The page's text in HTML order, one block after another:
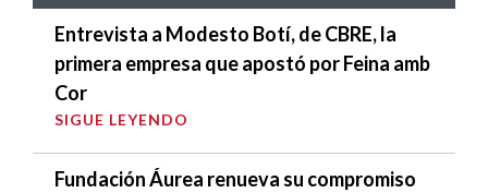
Entrevista a Modesto Botí, de CBRE, la
primera empresa que apostó por Feina amb
Cor
SIGUE LEYENDO
Fundación Áurea renueva su compromiso